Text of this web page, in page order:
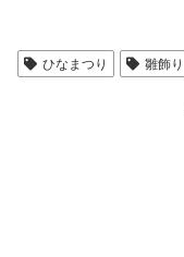
ひなまつり 雛飾り